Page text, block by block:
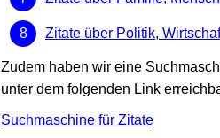
Zitate über Politik,
Zudem haben wir eine
unter dem folgenden Link
Suchmaschine für Zitate